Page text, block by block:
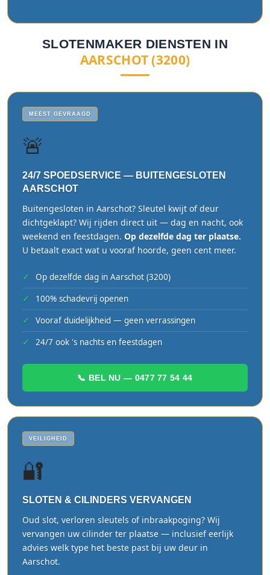
SLOTENMAKER DIENSTEN IN
AARSCHOT (3200)
MEEST GEVRAAGD
🚨
24/7 SPOEDSERVICE — BUITENGESLOTEN
AARSCHOT
Buitengesloten in Aarschot? Sleutel kwijt of deur
dichtgeklapt? Wij rijden direct uit — dag en nacht, ook
weekend en feestdagen. Op dezelfde dag ter plaatse.
U betaalt exact wat u vooraf hoorde, geen cent meer.
Op dezelfde dag in Aarschot (3200)
100% schadevrij openen
Vooraf duidelijkheid — geen verrassingen
24/7 ook 's nachts en feestdagen
📞 BEL NU — 0477 77 54 44
VEILIGHEID
🔐
SLOTEN & CILINDERS VERVANGEN
Oud slot, verloren sleutels of inbraakpoging? Wij
vervangen uw cilinder ter plaatse — inclusief eerlijk
advies welk type het beste past bij uw deur in
Aarschot.